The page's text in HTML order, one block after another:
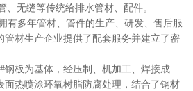
、无缝等传统给排水管材、配件。
多年管材、管件的生产、研发、售后服
管材生产企业提供了配套服务并建立了密
板为基体，经压制、机加工、焊接成
面热喷涂环氧树脂防腐处理，结合了钢材